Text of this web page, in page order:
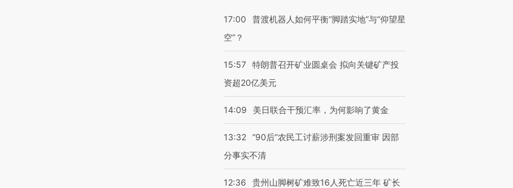
17:00
普渡机器人如何平衡“脚踏实地”与“仰望星
空”？
15:57 特朗普召开矿业圆桌会 拟向关键矿产投
资超20亿美元
14:09 美日联合干预汇率，为何影响了黄金
13:32 “90后”农民工讨薪涉刑案发回重审 因部
分事实不清
12:36
贵州山脚树矿难致16人死亡近三年 矿长